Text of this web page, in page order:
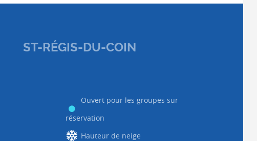
ST-RÉGIS-DU-COIN
Ouvert pour les groupes sur
réservation
Hauteur de neige